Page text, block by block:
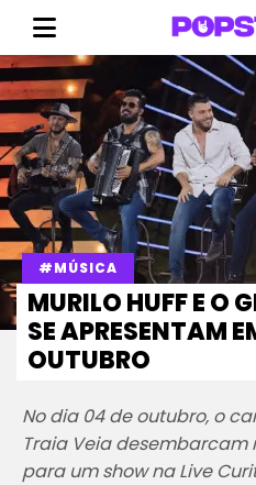
#MÚSICA
MURILO HUFF E O
SE APRESENTAM
OUTUBRO
No dia 04 de outubro, o
Traia Veia
para um show na Live